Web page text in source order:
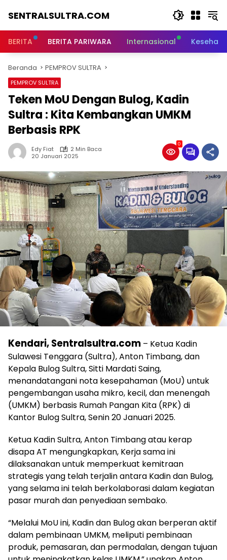
SENTRALSULTRA.COM
BERITA BERITA PARIWARA Internasional
Beranda PEMPROV SULTRA
PEMPROV SULTRA
Teken MoU Dengan Bulog, Kadin
Sultra : Kita Kembangkan UMKM
Berbasis RPK
Edy Fiat
2 Min Baca
20 Januari 2025
0
Kendari, Sentralsultra.com – Ketua Kadin
Sulawesi Tenggara (Sultra), Anton Timbang, dan
Kepala Bulog Sultra, Sitti Mardati Saing,
menandatangani nota kesepahaman (MoU) untuk
pengembangan usaha mikro, kecil, dan menengah
(UMKM) berbasis Rumah Pangan Kita (RPK) di
Kantor Bulog Sultra, Senin 20 Januari 2025.
Ketua Kadin Sultra, Anton Timbang atau kerap
disapa AT mengungkapkan, Kerja sama ini
dilaksanakan untuk memperkuat kemitraan
strategis yang telah terjalin antara Kadin dan Bulog,
yang selama ini telah berkolaborasi dalam kegiatan
pasar murah dan penyediaan sembako.
“Melalui MoU ini, Kadin dan Bulog akan berperan aktif
dalam pembinaan UMKM, meliputi pembinaan
produk, pemasaran, dan permodalan, dengan tujuan